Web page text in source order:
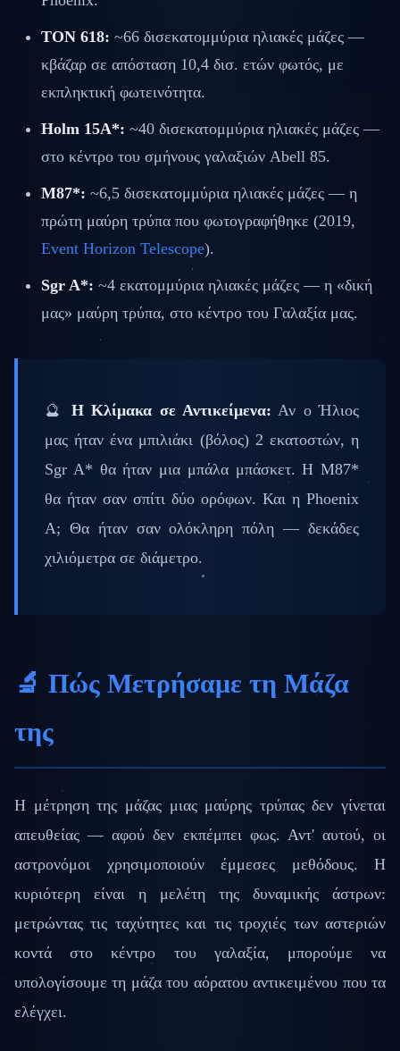
TON 618: ~66 δισεκατομμύρια ηλιακές μάζες —
κβάζαρ σε απόσταση 10,4 δισ. ετών φωτός, με
εκπληκτική φωτεινότητα.
Holm 15A*: ~40 δισεκατομμύρια ηλιακές μάζες —
στο κέντρο του σμήνους γαλαξιών Abell 85.
M87*: ~6,5 δισεκατομμύρια ηλιακές μάζες — η
πρώτη μαύρη τρύπα που φωτογραφήθηκε (2019,
Event Horizon Telescope).
Sgr A*: ~4 εκατομμύρια ηλιακές μάζες — η «δική
μας» μαύρη τρύπα, στο κέντρο του Γαλαξία μας.
🔮 Η Κλίμακα σε Αντικείμενα: Αν ο Ήλιος
μας ήταν ένα μπιλιάκι (βόλος) 2 εκατοστών, η
Sgr A* θα ήταν μια μπάλα μπάσκετ. Η M87*
θα ήταν σαν σπίτι δύο ορόφων. Και η Phoenix
A; Θα ήταν σαν ολόκληρη πόλη — δεκάδες
χιλιόμετρα σε διάμετρο.
🔬 Πώς Μετρήσαμε τη Μάζα
της
Η μέτρηση της μάζας μιας μαύρης τρύπας δεν γίνεται
απευθείας — αφού δεν εκπέμπει φως. Αντ' αυτού, οι
αστρονόμοι χρησιμοποιούν έμμεσες μεθόδους. Η
κυριότερη είναι η μελέτη της δυναμικής άστρων:
μετρώντας τις ταχύτητες και τις τροχιές των αστεριών
κοντά στο κέντρο του γαλαξία, μπορούμε να
υπολογίσουμε τη μάζα του αόρατου αντικειμένου που τα
ελέγχει.